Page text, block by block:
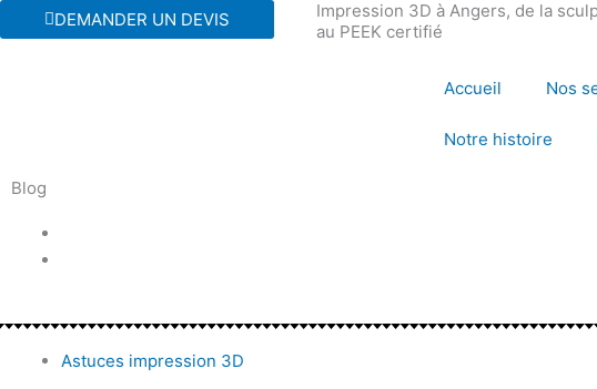
au
DEMANDER UN DEVIS
Impression 3D à Angers, de la
au PEEK certifié
Accueil Nos
Notre histoire
Blog
Astuces impression 3D